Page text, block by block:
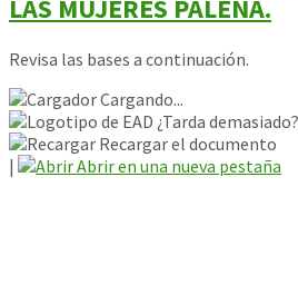
LAS MUJERES PALENA.
Revisa las bases a continuación.
Cargando...
¿Tarda demasiado?
Recargar el documento
|
Abrir en una nueva pestaña